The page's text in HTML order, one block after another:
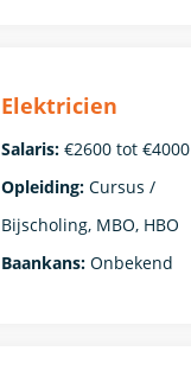
Elektricien
Salaris: €2600 tot €4000
Opleiding: Cursus /
Bijscholing, MBO, HBO
Baankans: Onbekend